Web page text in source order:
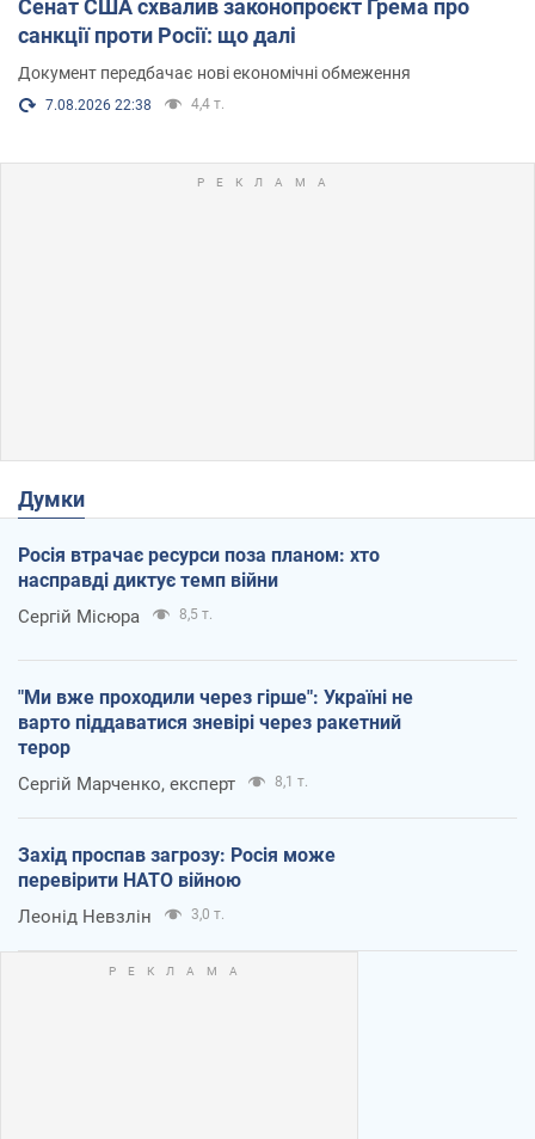
Сенат США схвалив законопроєкт Грема про
санкції проти Росії: що далі
Документ передбачає нові економічні обмеження
7.08.2026 22:38 4,4 т.
Думки
Росія втрачає ресурси поза планом: хто
насправді диктує темп війни
Сергій Місюра 8,5 т.
"Ми вже проходили через гірше": Україні не
варто піддаватися зневірі через ракетний
терор
Сергій Марченко, експерт 8,1 т.
Захід проспав загрозу: Росія може
перевірити НАТО війною
Леонід Невзлін 3,0 т.